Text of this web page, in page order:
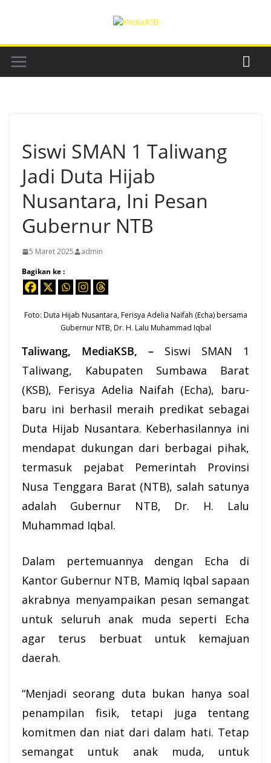
Siswi SMAN 1 Taliwang
Jadi Duta Hijab
Nusantara, Ini Pesan
Gubernur NTB
5 Maret 2025
admin
Bagikan ke :
Foto: Duta Hijab Nusantara, Ferisya Adelia Naifah (Echa) bersama
GubernurNTB, Dr. H. Lalu Muhammad Iqbal
Taliwang, MediaKSB, – Siswi SMAN 1
Taliwang, Kabupaten Sumbawa Barat
(KSB), Ferisya Adelia Naifah (Echa), baru-
baru ini berhasil meraih predikat sebagai
Duta Hijab Nusantara. Keberhasilannya ini
mendapat dukungan dari berbagai pihak,
termasuk pejabat Pemerintah Provinsi
Nusa Tenggara Barat (NTB), salah satunya
adalah Gubernur NTB, Dr. H. Lalu
Muhammad Iqbal.
Dalam pertemuannya dengan Echa di
Kantor Gubernur NTB, Mamiq Iqbal sapaan
akrabnya menyampaikan pesan semangat
untuk seluruh anak muda seperti Echa
agar terus berbuat untuk kemajuan
daerah.
“Menjadi seorang duta bukan hanya soal
penampilan fisik, tetapi juga tentang
komitmen dan niat dari dalam hati. Tetap
semangat untuk anak muda, untuk